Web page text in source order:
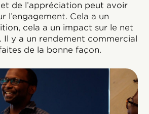
de l’appréciation peut avoir
l’engagement. Cela a un
cela a un impact sur le net
y a un rendement commercial
de la bonne façon.